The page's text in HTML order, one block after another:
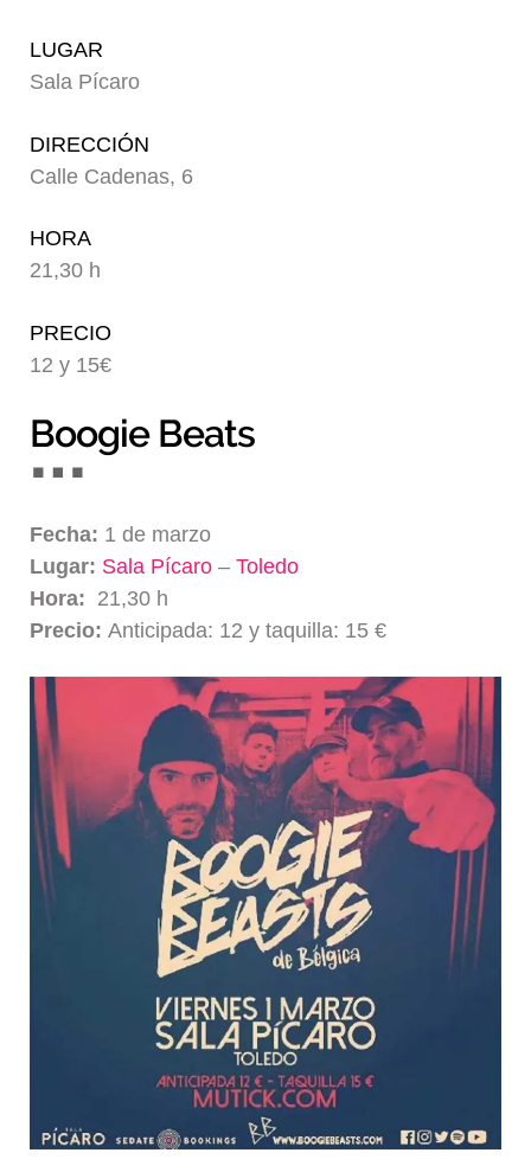
LUGAR
Sala Pícaro
DIRECCIÓN
Calle Cadenas, 6
HORA
21,30 h
PRECIO
12 y 15€
Boogie Beats
Fecha: 1 de marzo
Lugar: Sala Pícaro –Toledo
Hora: 21,30 h
Precio: Anticipada: 12 y taquilla: 15 €